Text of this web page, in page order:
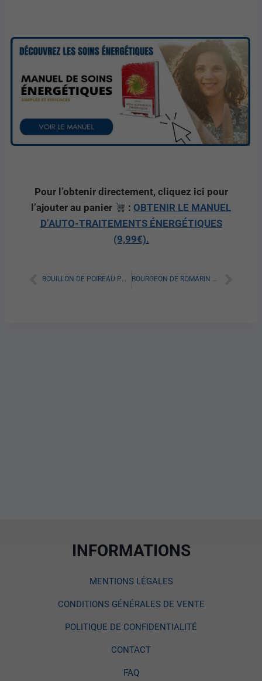
Pour l’obtenir directement, cliquez ici pour
l’ajouter au panier
: OBTENIR LE MANUEL
D’AUTO-TRAITEMENTS ÉNERGÉTIQUES
(9,99€).
BOUILLON DE POIREAU POUR MAIGRIR : TOUT SAVOIR BOURGEON DE ROMARIN POUR MAIGRIR : TOUT SAVOIR
INFORMATIONS
MENTIONS LÉGALES
CONDITIONS GÉNÉRALES DE VENTE
POLITIQUE DE CONFIDENTIALITÉ
CONTACT
FAQ